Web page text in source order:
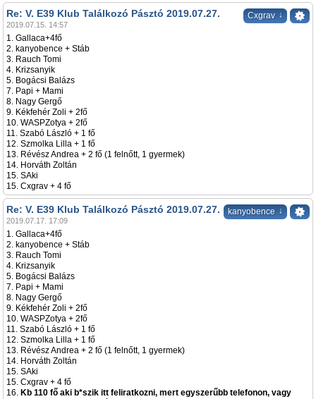
Cxgrav ↓
Re: V. E39 Klub Találkozó Pásztó 2019.07.27.
2019.07.15. 14:57
1. Gallaca+4fő
2. kanyobence + Stáb
3. Rauch Tomi
4. Krizsanyik
5. Bogácsi Balázs
7. Papi + Mami
8. Nagy Gergő
9. Kékfehér Zoli + 2fő
10. WASPZotya + 2fő
11. Szabó László + 1 fő
12. Szmolka Lilla + 1 fő
13. Révész Andrea + 2 fő (1 felnőtt, 1 gyermek)
14. Horváth Zoltán
15. SAki
15. Cxgrav + 4 fő
kanyobence ↓
Re: V. E39 Klub Találkozó Pásztó 2019.07.27.
2019.07.17. 17:09
1. Gallaca+4fő
2. kanyobence + Stáb
3. Rauch Tomi
4. Krizsanyik
5. Bogácsi Balázs
7. Papi + Mami
8. Nagy Gergő
9. Kékfehér Zoli + 2fő
10. WASPZotya + 2fő
11. Szabó László + 1 fő
12. Szmolka Lilla + 1 fő
13. Révész Andrea + 2 fő (1 felnőtt, 1 gyermek)
14. Horváth Zoltán
15. SAki
15. Cxgrav + 4 fő
16. Kb 110 fő aki b*szik itt feliratkozni, mert egyszerűbb telefonon, vagy